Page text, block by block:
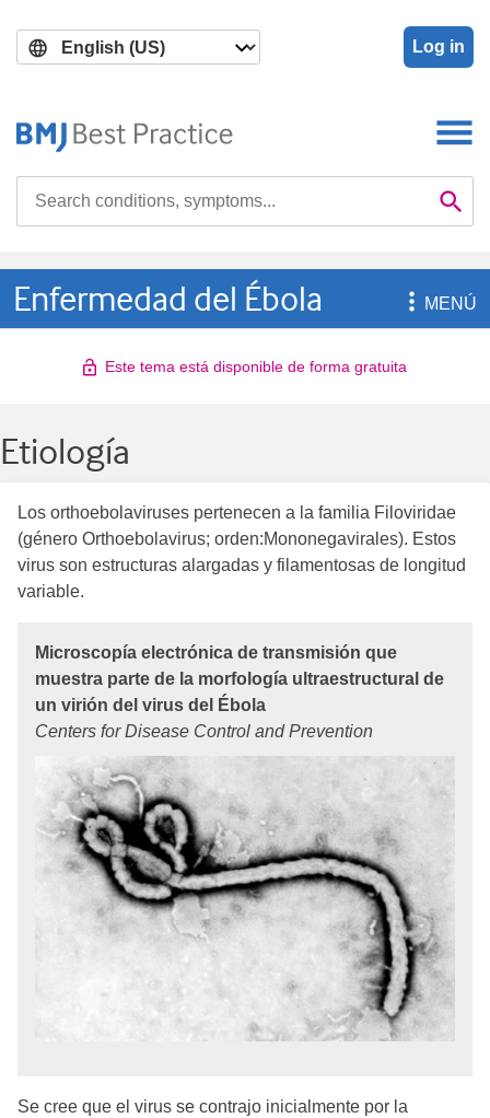
main
search
Log in

Enfermedad del Ébola MENÚ
Este tema está disponible de forma gratuita
Etiología
Los orthoebolaviruses pertenecen a la familia Filoviridae
(género Orthoebolavirus; orden:Mononegavirales). Estos
virus son estructuras alargadas y filamentosas de longitud
variable.
Microscopía electrónica de transmisión que
muestra parte de la morfología ultraestructural de
un virión del virus del Ébola
Centers for Disease Control and Prevention
Se cree que el virus se contrajo inicialmente por la